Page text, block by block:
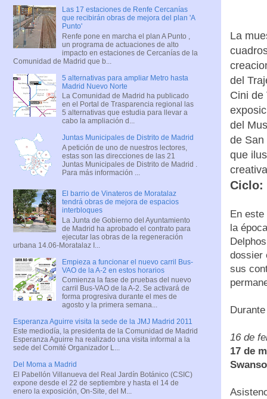
La
del
Cini de
del
de San
que
Ciclo:
En
la
dossier
sus
16 de
17 de
Las 17 estaciones de Renfe Cercanías
que recibirán obras de mejora del plan 'A
Punto'
Renfe pone en marcha el plan A Punto ,
un programa de actuaciones de alto
impacto en estaciones de Cercanías de la
Comunidad de Madrid que b...
5 alternativas para ampliar Metro hasta
Madrid Nuevo Norte
La Comunidad de Madrid ha publicado
en el Portal de Trasparencia regional las
5 alternativas que estudia para llevar a
cabo la ampliación d...
Juntas Municipales de Distrito de Madrid
A petición de uno de nuestros lectores,
estas son las direcciones de las 21
Juntas Municipales de Distrito de Madrid .
Para más información ...
El barrio de Vinateros de Moratalaz
tendrá obras de mejora de espacios
interbloques
La Junta de Gobierno del Ayuntamiento
de Madrid ha aprobado el contrato para
ejecutar las obras de la regeneración
urbana 14.06-Moratalaz I...
Empieza a funcionar el nuevo carril Bus-
VAO de la A-2 en estos horarios
Comienza la fase de pruebas del nuevo
carril Bus-VAO de la A-2. Se activará de
forma progresiva durante el mes de
agosto y la primera semana...
Esperanza Aguirre visita la sede de la JMJ Madrid 2011
Este mediodía, la presidenta de la Comunidad de Madrid
Esperanza Aguirre ha realizado una visita informal a la
sede del Comité Organizador L...
Del Moma a Madrid
El Pabellón Villanueva del Real Jardín Botánico (CSIC)
expone desde el 22 de septiembre y hasta el 14 de
enero la exposición, On-Site, del M...